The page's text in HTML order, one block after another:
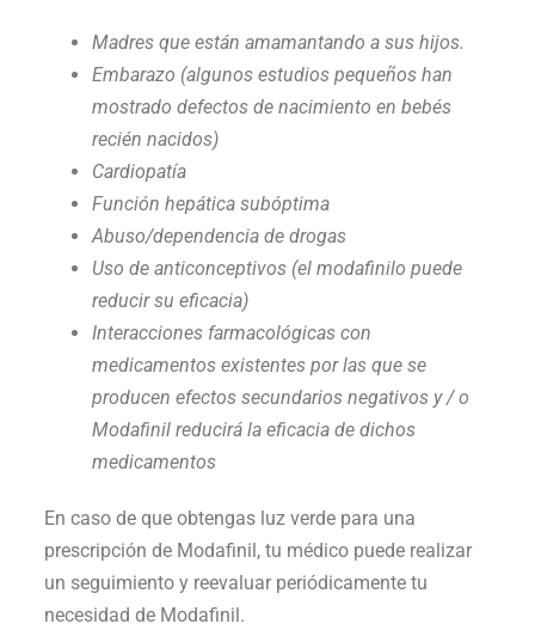
Madres que están amamantando a sus hijos.
Embarazo (algunos estudios pequeños han
mostrado defectos de nacimiento en bebés
recién nacidos)
Cardiopatía
Función hepática subóptima
Abuso/dependencia de drogas
Uso de anticonceptivos (el modafinilo puede
reducir su eficacia)
Interacciones farmacológicas con
medicamentos existentes por las que se
producen efectos secundarios negativos y / o
Modafinil reducirá la eficacia de dichos
medicamentos
En caso de que obtengas luz verde para una
prescripción de Modafinil, tu médico puede realizar
un seguimiento y reevaluar periódicamente tu
necesidad de Modafinil.